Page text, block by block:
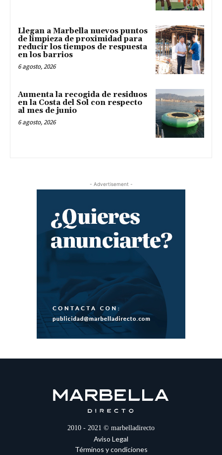
Llegan a Marbella nuevos puntos
de limpieza de proximidad para
reducir los tiempos de respuesta
en los barrios
6 agosto, 2026
Aumenta la recogida de residuos
en la Costa del Sol con respecto
al mes de junio
6 agosto, 2026
- Advertisement -
2010 - 2021 © marbelladirecto
Aviso Legal
Términos y condiciones